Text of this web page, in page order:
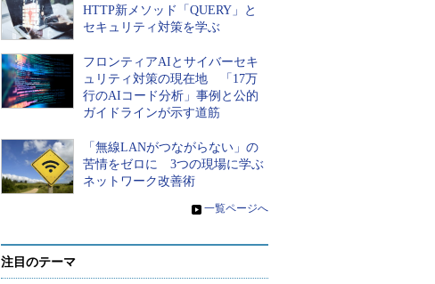
HTTP新メソッド「QUERY」と
セキュリティ対策を学ぶ
フロンティアAIとサイバーセキ
ュリティ対策の現在地 「17万
行のAIコード分析」事例と公的
ガイドラインが示す道筋
「無線LANがつながらない」の
苦情をゼロに 3つの現場に学ぶ
ネットワーク改善術
» 一覧ページへ
注目のテーマ